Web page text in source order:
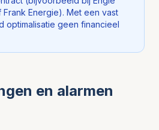
Frank Energie). Met een vast
optimalisatie geen financieel
en alarmen